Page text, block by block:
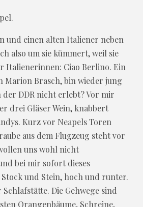
und einen alten Italiener neben
also um sie kümmert, weil sie
Italienerinnen: Ciao Berlino. Ein
Marion Brasch, bin wieder jung
der DDR nicht erlebt? Vor mir
drei Gläser Wein, knabbert
Kurz vor Neapels Toren
aus dem Flugzeug steht vor
uns wohl nicht
bei mir sofort dieses
und Stein, hoch und runter.
Die Gehwege sind
Orangenbäume, Schreine,